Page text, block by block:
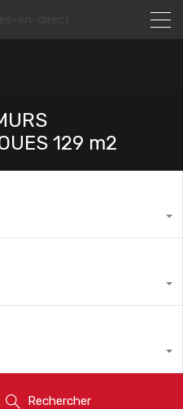
129 m2
Rechercher